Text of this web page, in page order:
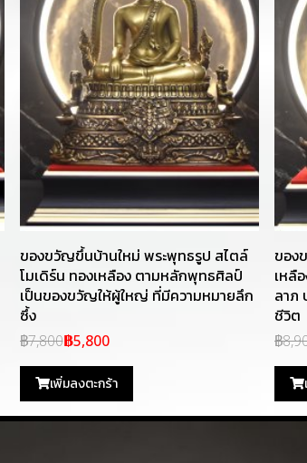
ของขวัญขึ้นบ้านใหม่ พระพุทธรูป สไตล์
โมเดิร์น ทองเหลือง ตามหลักพุทธศิลป์
เป็นของขวัญให้ผู้ใหญ่ ที่มีความหมายลึก
ซึ้ง
฿7,800฿5,800
เพิ่มลงตะกร้า
ของ
เหลื
ลาภ
ชีวิต
฿